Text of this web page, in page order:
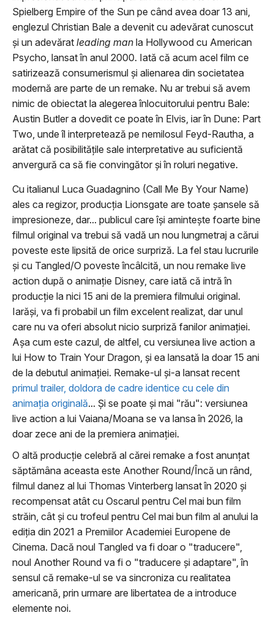
Spielberg Empire of the Sun pe când avea doar 13 ani,
englezul Christian Bale a devenit cu adevărat cunoscut
şi un adevărat leading man la Hollywood cu American
Psycho, lansat în anul 2000. Iată că acum acel film ce
satirizează consumerismul şi alienarea din societatea
modernă are parte de un remake. Nu ar trebui să avem
nimic de obiectat la alegerea înlocuitorului pentru Bale:
Austin Butler a dovedit ce poate în Elvis, iar în Dune: Part
Two, unde îl interpretează pe nemilosul Feyd-Rautha, a
arătat că posibilităţile sale interpretative au suficientă
anvergură ca să fie convingător şi în roluri negative.
Cu italianul Luca Guadagnino (Call Me By Your Name)
ales ca regizor, producţia Lionsgate are toate şansele să
impresioneze, dar... publicul care îşi aminteşte foarte bine
filmul original va trebui să vadă un nou lungmetraj a cărui
poveste este lipsită de orice surpriză. La fel stau lucrurile
şi cu Tangled/O poveste încâlcită, un nou remake live
action după o animaţie Disney, care iată că intră în
producţie la nici 15 ani de la premiera filmului original.
Iarăşi, va fi probabil un film excelent realizat, dar unul
care nu va oferi absolut nicio surpriză fanilor animaţiei.
Aşa cum este cazul, de altfel, cu versiunea live action a
lui How to Train Your Dragon, şi ea lansată la doar 15 ani
de la debutul animaţiei. Remake-ul şi-a lansat recent
primul trailer, doldora de cadre identice cu cele din
animaţia originală... Şi se poate şi mai "rău": versiunea
live action a lui Vaiana/Moana se va lansa în 2026, la
doar zece ani de la premiera animaţiei.
O altă producţie celebră al cărei remake a fost anunţat
săptămâna aceasta este Another Round/Încă un rând,
filmul danez al lui Thomas Vinterberg lansat în 2020 şi
recompensat atât cu Oscarul pentru Cel mai bun film
străin, cât şi cu trofeul pentru Cel mai bun film al anului la
ediţia din 2021 a Premiilor Academiei Europene de
Cinema. Dacă noul Tangled va fi doar o "traducere",
noul Another Round va fi o "traducere şi adaptare", în
sensul că remake-ul se va sincroniza cu realitatea
americană, prin urmare are libertatea de a introduce
elemente noi.